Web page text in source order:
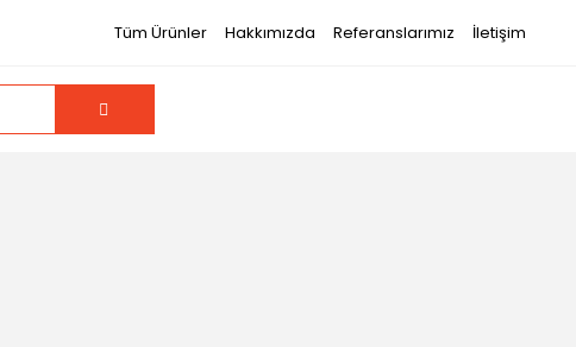
Tüm Ürünler Hakkımızda Referanslarımız İletişim